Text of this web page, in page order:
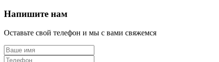
Напишите нам
Оставьте свой телефон и мы с вами свяжемся